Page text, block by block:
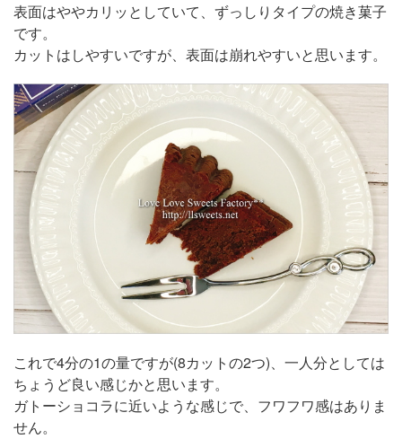
表面はややカリッとしていて、ずっしりタイプの焼き菓子
です。
カットはしやすいですが、表面は崩れやすいと思います。
これで4分の1の量ですが(8カットの2つ)、一人分としては
ちょうど良い感じかと思います。
ガトーショコラに近いような感じで、フワフワ感はありま
せん。